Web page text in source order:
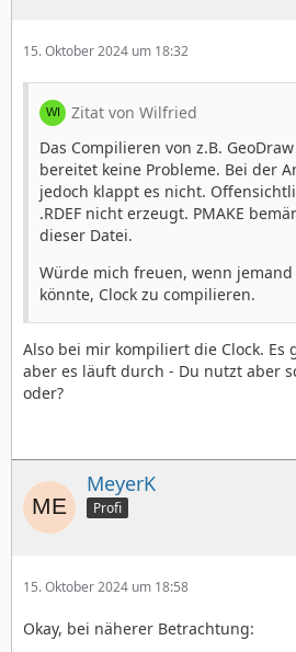
15. Oktober 2024 um 18:32
Zitat von Wilfried
Das Compilieren von z.B.
bereitet keine Probleme. Bei der
jedoch klappt es nicht.
.RDEF nicht erzeugt. PMAKE
dieser Datei.
Würde mich freuen, wenn
könnte, Clock zu compilieren.
Also bei mir kompiliert die Clock. Es
aber es läuft durch - Du nutzt aber
oder?
MeyerK
Profi
15. Oktober 2024 um 18:58
Okay, bei näherer Betrachtung: